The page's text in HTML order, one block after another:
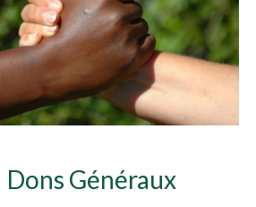
Dons Généraux